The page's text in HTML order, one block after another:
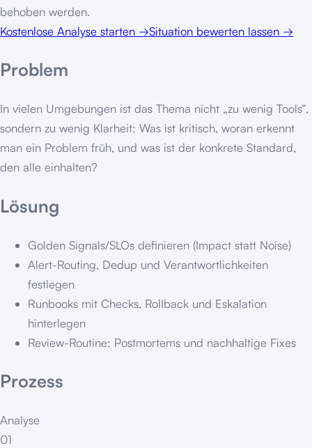
behoben werden.
Kostenlose Analyse starten →Situation bewerten lassen →
Problem
In vielen Umgebungen ist das Thema nicht „zu wenig Tools“,
sondern zu wenig Klarheit: Was ist kritisch, woran erkennt
man ein Problem früh, und was ist der konkrete Standard,
den alle einhalten?
Lösung
Golden Signals/SLOs definieren (Impact statt Noise)
Alert-Routing, Dedup und Verantwortlichkeiten
festlegen
Runbooks mit Checks, Rollback und Eskalation
hinterlegen
Review-Routine: Postmortems und nachhaltige Fixes
Prozess
Analyse
01